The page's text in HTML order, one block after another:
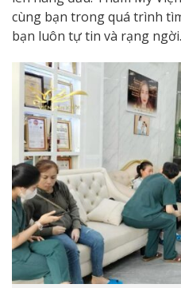
cùng bạn trong quá trình
bạn luôn tự tin và rạng ngời.